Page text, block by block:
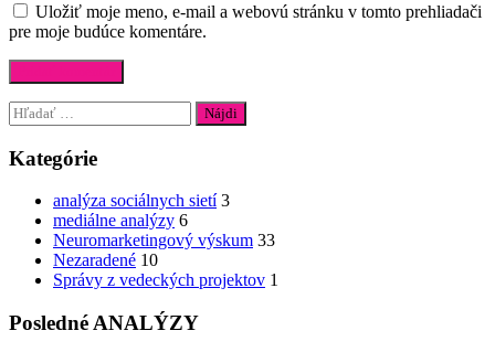
Uložiť moje meno, e-mail a webovú stránku v tomto prehliadači
pre moje budúce komentáre.
Hľadať:
Kategórie
analýza sociálnych sietí 3
mediálne analýzy 6
Neuromarketingový výskum 33
Nezaradené 10
Správy z vedeckých projektov 1
Posledné ANALÝZY